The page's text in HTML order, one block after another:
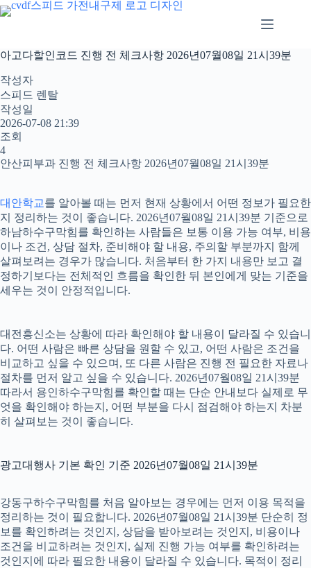
본
문
로
건
너
뛰
기
아고다할인코드 진행 전 체크사항 2026년07월08일 21시39분
작성자
스피드 렌탈
작성일
2026-07-08 21:39
조회
4
안산피부과 진행 전 체크사항 2026년07월08일 21시39분
대안학교를 알아볼 때는 먼저 현재 상황에서 어떤 정보가 필요한
지 정리하는 것이 좋습니다. 2026년07월08일 21시39분 기준으로
하남하수구막힘를 확인하는 사람들은 보통 이용 가능 여부, 비용
이나 조건, 상담 절차, 준비해야 할 내용, 주의할 부분까지 함께
살펴보려는 경우가 많습니다. 처음부터 한 가지 내용만 보고 결
정하기보다는 전체적인 흐름을 확인한 뒤 본인에게 맞는 기준을
세우는 것이 안정적입니다.
대전흥신소는 상황에 따라 확인해야 할 내용이 달라질 수 있습니
다. 어떤 사람은 빠른 상담을 원할 수 있고, 어떤 사람은 조건을
비교하고 싶을 수 있으며, 또 다른 사람은 진행 전 필요한 자료나
절차를 먼저 알고 싶을 수 있습니다. 2026년07월08일 21시39분
따라서 용인하수구막힘를 확인할 때는 단순 안내보다 실제로 무
엇을 확인해야 하는지, 어떤 부분을 다시 점검해야 하는지 차분
히 살펴보는 것이 좋습니다.
광고대행사 기본 확인 기준 2026년07월08일 21시39분
강동구하수구막힘를 처음 알아보는 경우에는 먼저 이용 목적을
정리하는 것이 필요합니다. 2026년07월08일 21시39분 단순히 정
보를 확인하려는 것인지, 상담을 받아보려는 것인지, 비용이나
조건을 비교하려는 것인지, 실제 진행 가능 여부를 확인하려는
것인지에 따라 필요한 내용이 달라질 수 있습니다. 목적이 정리